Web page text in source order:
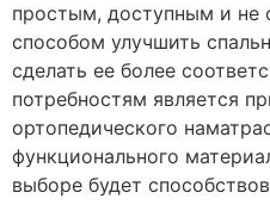
простым, доступным и не
способом улучшить
сделать ее более
потребностям является
ортопедического
функционального
выборе будет